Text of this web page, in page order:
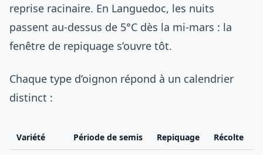
reprise racinaire. En Languedoc, les nuits
passent au-dessus de 5°C dès la mi-mars : la
fenêtre de repiquage s’ouvre tôt.
Chaque type d’oignon répond à un calendrier
distinct :
Variété Période de semis Repiquage Récolte